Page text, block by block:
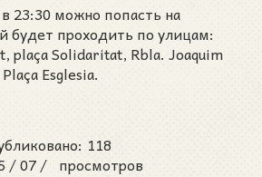
23:30 можно попасть на
будет проходить по улицам:
plaça Solidaritat, Rbla. Joaquim
Esglesia.
/07 /
118
просмотров